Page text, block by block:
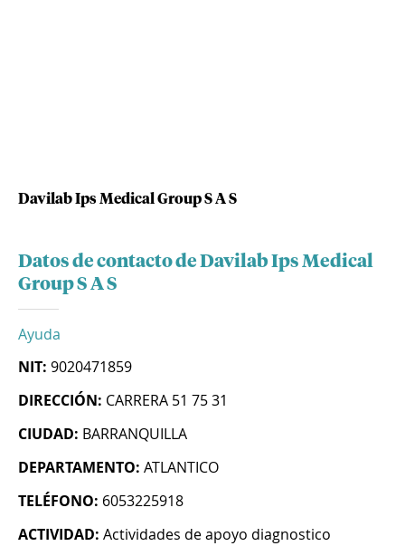
Davilab Ips Medical Group S A S
Datos de contacto de Davilab Ips Medical
Group S A S
Ayuda
NIT: 9020471859
DIRECCIÓN: CARRERA 51 75 31
CIUDAD: BARRANQUILLA
DEPARTAMENTO: ATLANTICO
TELÉFONO: 6053225918
ACTIVIDAD: Actividades de apoyo diagnostico